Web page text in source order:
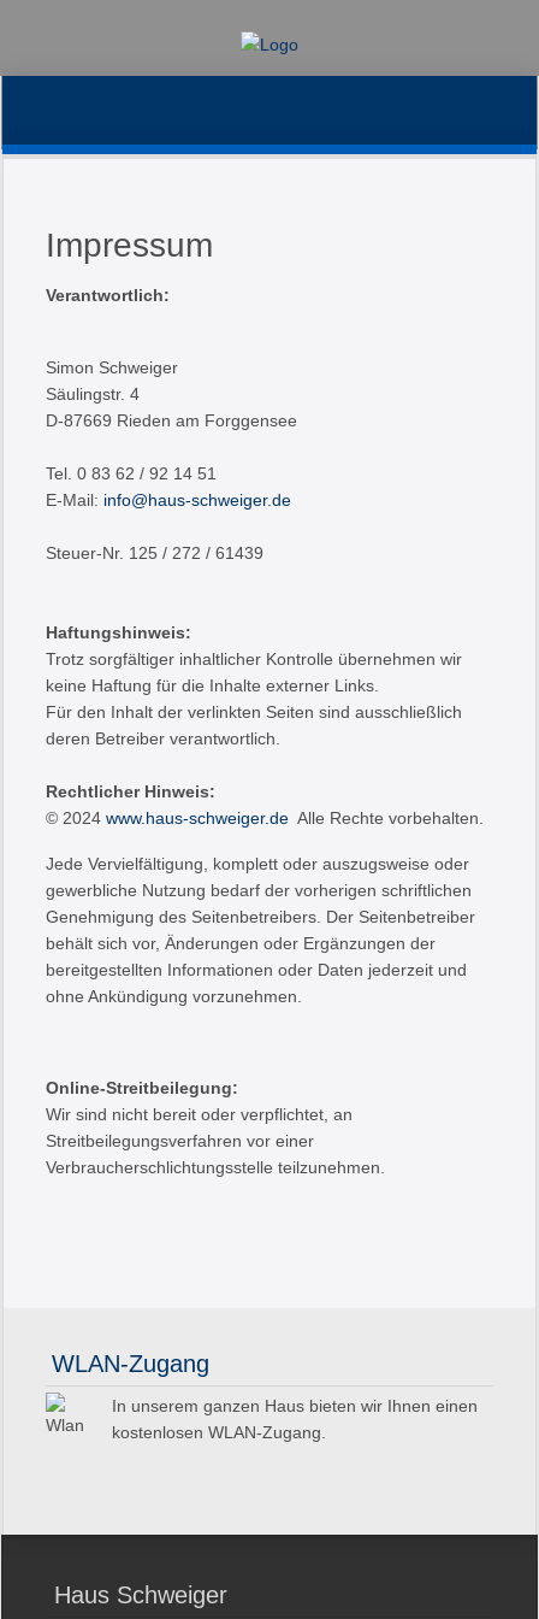
WLAN-Zugang
In unserem ganzen Haus bieten wir Ihnen einen
kostenlosen WLAN-Zugang.
Impressum
Verantwortlich:
Simon Schweiger
Säulingstr. 4
D-87669 Rieden am Forggensee
Tel. 0 83 62 / 92 14 51
E-Mail: info@haus-schweiger.de
Steuer-Nr. 125 / 272 / 61439
Haftungshinweis:
Trotz sorgfältiger inhaltlicher Kontrolle übernehmen wir
keine Haftung für die Inhalte externer Links.
Für den Inhalt der verlinkten Seiten sind ausschließlich
deren Betreiber verantwortlich.
Rechtlicher Hinweis:
© 2024www.haus-schweiger.de Alle Rechte vorbehalten.
Jede Vervielfältigung, komplett oder auszugsweise oder
gewerbliche Nutzung bedarf der vorherigen schriftlichen
Genehmigung des Seitenbetreibers. Der Seitenbetreiber
behält sich vor, Änderungen oder Ergänzungen der
bereitgestellten Informationen oder Daten jederzeit und
ohne Ankündigung vorzunehmen.
Online-Streitbeilegung:
Wir sind nicht bereit oder verpflichtet, an
Streitbeilegungsverfahren vor einer
Verbraucherschlichtungsstelle teilzunehmen.
Haus Schweiger